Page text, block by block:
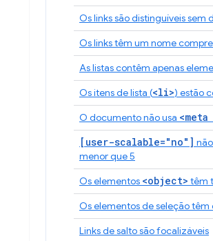
Os links são distinguíveis sem
Os links têm um nome
As listas contêm apenas
Os itens de lista (<li>) estão
O documento não usa
[user-scalable="no"]
menor que 5
Os elementos <object> têm
Os elementos de seleção
Links de salto são focalizáveis